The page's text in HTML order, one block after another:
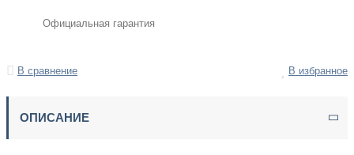
В сравнение В избранное
Официальная гарантия
ОПИСАНИЕ